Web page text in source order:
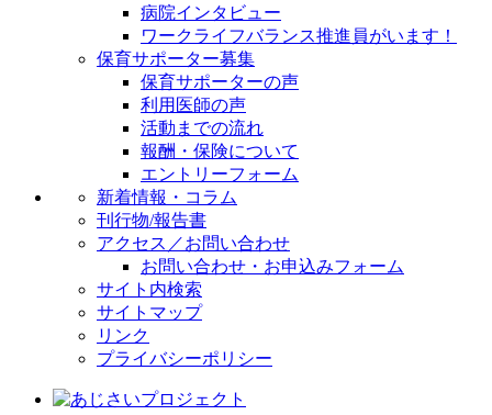
病院インタビュー
ワークライフバランス推進員がいます！
保育サポーター募集
保育サポーターの声
利用医師の声
活動までの流れ
報酬・保険について
エントリーフォーム
新着情報・コラム
刊行物/報告書
アクセス／お問い合わせ
お問い合わせ・お申込みフォーム
サイト内検索
サイトマップ
リンク
プライバシーポリシー